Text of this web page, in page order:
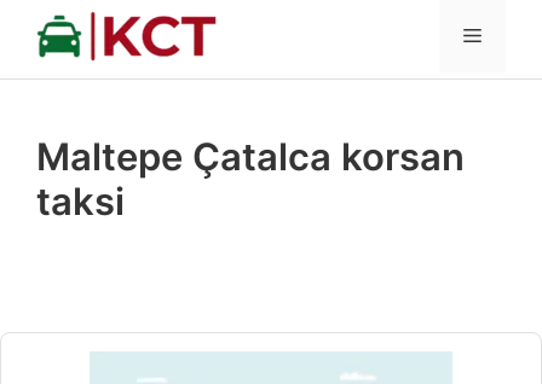
İçeriğe
MENÜ
Maltepe Çatalca korsan
taksi